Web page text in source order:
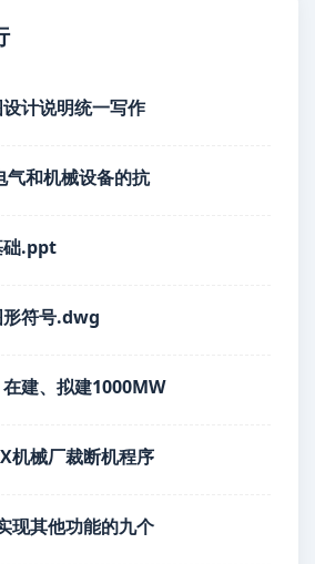
计说明统一写作
气和机械设备的抗
础.ppt
形符号.dwg
建、拟建1000MW
机械厂裁断机程序
现其他功能的九个